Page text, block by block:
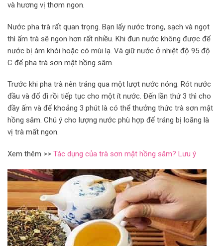
và hương vị thơm ngon.
Nước pha trà rất quan trọng. Bạn lấy nước trong, sạch và ngọt
thì ấm trà sẽ ngon hơn rất nhiều. Khi đun nước không được để
nước bị ám khói hoặc có mùi lạ. Và giữ nước ở nhiệt độ 95 độ
C để pha trà sơn mật hồng sâm.
Trước khi pha trà nên tráng qua một lượt nước nóng. Rót nước
đầu và đổ đi rồi tiếp tục cho một ít nước. Đến lần thứ 3 thì cho
đầy ấm và để khoảng 3 phút là có thể thưởng thức trà sơn mật
hồng sâm. Chú ý cho lượng nước phù hợp để tráng bị loãng là
vị trà mất ngon.
Xem thêm >> Tác dụng của trà sơn mật hồng sâm? Lưu ý